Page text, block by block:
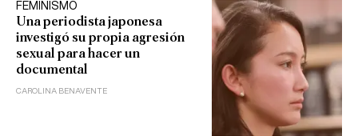
FEMINISMO
Una periodista japonesa
investigó su propia agresión
sexual para hacer un
documental
CAROLINA BENAVENTE